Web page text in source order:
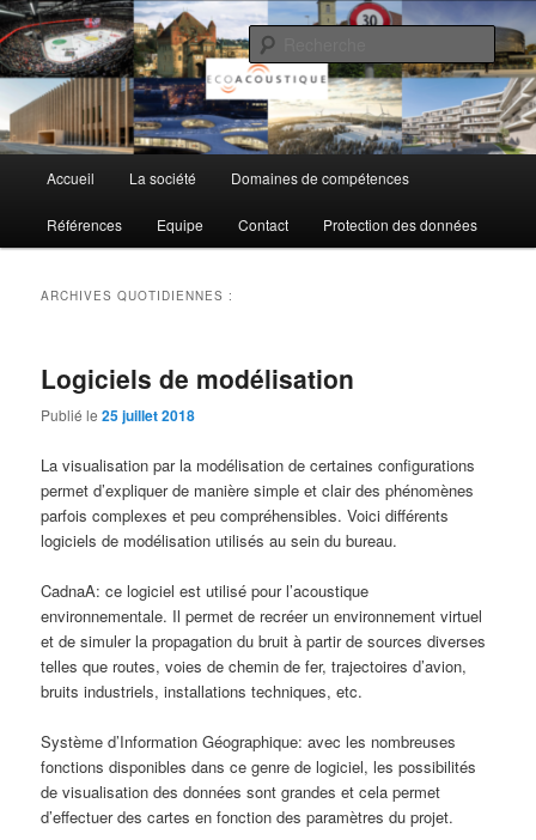
Aller
au
contenu
principal
Aller
au
contenu
secondaireEcoAcoustique SA
principal
Accueil La société Domaines de compétences
Références Equipe Contact Protection des données
ARCHIVES QUOTIDIENNES :
Logiciels de modélisation
Publié le25 juillet 2018
La visualisation par la modélisation de certaines configurations
permet d’expliquer de manière simple et clair des phénomènes
parfois complexes et peu compréhensibles. Voici différents
logiciels de modélisation utilisés au sein du bureau.
CadnaA: ce logiciel est utilisé pour l’acoustique
environnementale. Il permet de recréer un environnement virtuel
et de simuler la propagation du bruit à partir de sources diverses
telles que routes, voies de chemin de fer, trajectoires d’avion,
bruits industriels, installations techniques, etc.
Système d’Information Géographique: avec les nombreuses
fonctions disponibles dans ce genre de logiciel, les possibilités
de visualisation des données sont grandes et cela permet
d’effectuer des cartes en fonction des paramètres du projet.